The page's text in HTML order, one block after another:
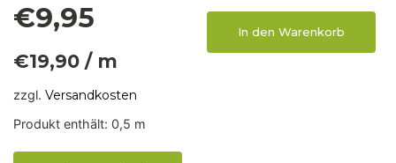
€9,95
€19,90 / m
zzgl. Versandkosten
Produkt enthält: 0,5 m
In den Warenkorb